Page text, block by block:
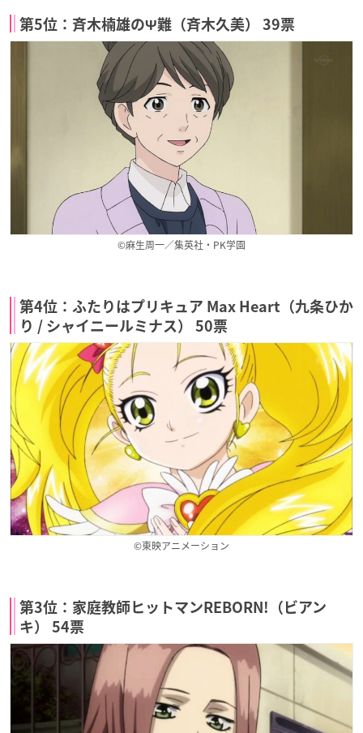
第5位：斉木楠雄のΨ難（斉木久美） 39票
©麻生周一／集英社・PK学園
第4位：ふたりはプリキュア Max Heart（九条ひか
り / シャイニールミナス） 50票
©東映アニメーション
第3位：家庭教師ヒットマンREBORN!（ビアン
キ） 54票